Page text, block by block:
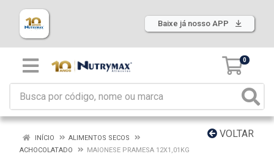
Baixe já nosso APP
0
VOLTAR
INÍCIO
ALIMENTOS SECOS
ACHOCOLATADO
MAIONESE PRAMESA 12X1,01KG